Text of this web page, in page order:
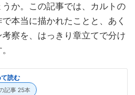
か。この記事では、カルトの
本当に描かれたことと、あく
察を、はっきり章立てで分け
読む
記事 25本